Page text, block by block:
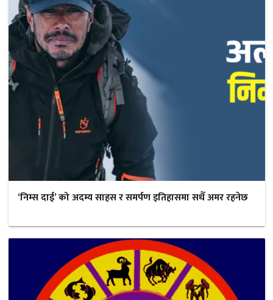
‘निम्स दाई’ को अदम्य साहस र समर्पण इतिहासमा सधैँ अमर रहनेछ